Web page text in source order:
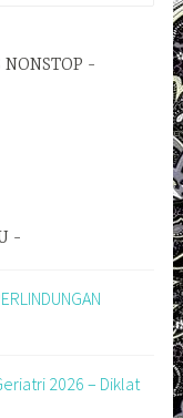
NONSTOP
2026 – Diklat